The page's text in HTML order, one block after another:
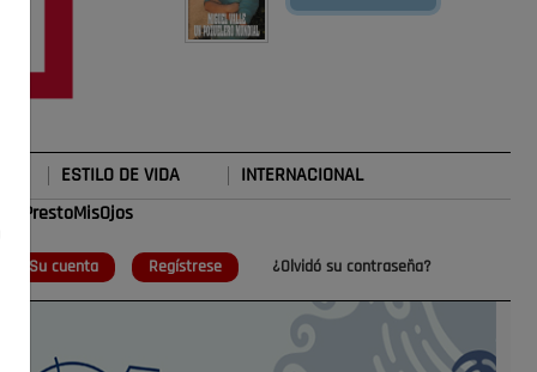
ESTILO DE VIDA INTERNACIONAL
#TePrestoMisOjos
Su cuenta Regístrese ¿Olvidó su contraseña?